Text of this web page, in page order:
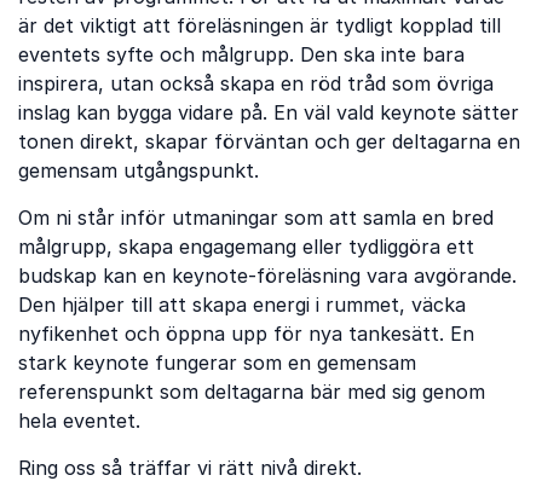
är det viktigt att föreläsningen är tydligt kopplad till
eventets syfte och målgrupp. Den ska inte bara
inspirera, utan också skapa en röd tråd som övriga
inslag kan bygga vidare på. En väl vald keynote sätter
tonen direkt, skapar förväntan och ger deltagarna en
gemensam utgångspunkt.
Om ni står inför utmaningar som att samla en bred
målgrupp, skapa engagemang eller tydliggöra ett
budskap kan en keynote-föreläsning vara avgörande.
Den hjälper till att skapa energi i rummet, väcka
nyfikenhet och öppna upp för nya tankesätt. En
stark keynote fungerar som en gemensam
referenspunkt som deltagarna bär med sig genom
hela eventet.
Ring oss så träffar vi rätt nivå direkt.